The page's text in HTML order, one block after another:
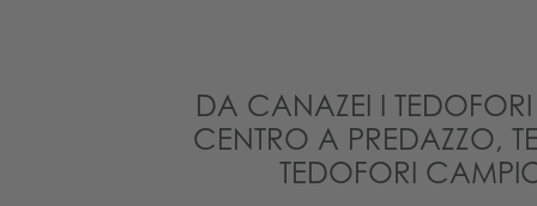
DA CANAZEI I
CENTRO A PREDAZZO,
TEDOFORI